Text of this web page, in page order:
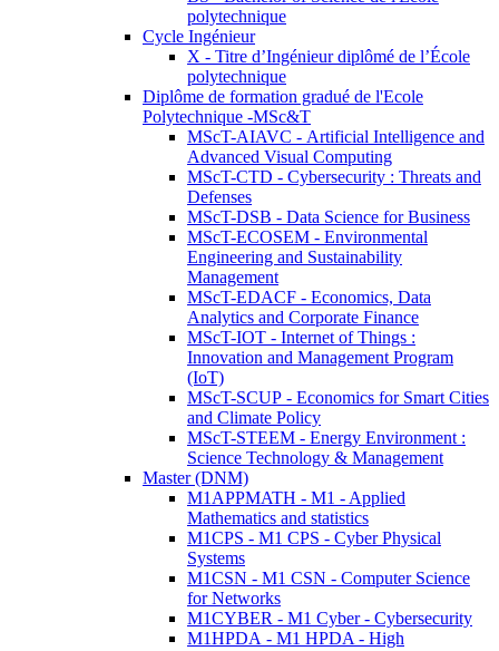
polytechnique
Cycle Ingénieur
X - Titre d’Ingénieur diplômé de l’École
polytechnique
Diplôme de formation gradué de l'Ecole
Polytechnique -MSc&T
MScT-AIAVC - Artificial Intelligence and
Advanced Visual Computing
MScT-CTD - Cybersecurity : Threats and
Defenses
MScT-DSB - Data Science for Business
MScT-ECOSEM - Environmental
Engineering and Sustainability
Management
MScT-EDACF - Economics, Data
Analytics and Corporate Finance
MScT-IOT - Internet of Things :
Innovation and Management Program
(IoT)
MScT-SCUP - Economics for Smart Cities
and Climate Policy
MScT-STEEM - Energy Environment :
Science Technology & Management
Master (DNM)
M1APPMATH - M1 - Applied
Mathematics and statistics
M1CPS - M1 CPS - Cyber Physical
Systems
M1CSN - M1 CSN - Computer Science
for Networks
M1CYBER - M1 Cyber - Cybersecurity
M1HPDA - M1 HPDA - High